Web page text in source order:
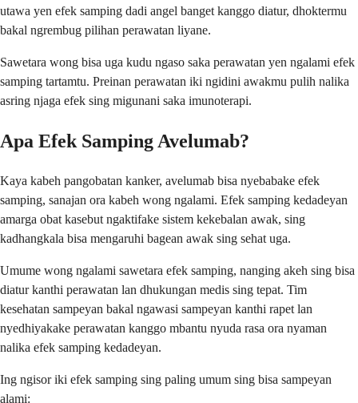
utawa yen efek samping dadi angel banget kanggo diatur, dhoktermu
bakal ngrembug pilihan perawatan liyane.
Sawetara wong bisa uga kudu ngaso saka perawatan yen ngalami efek
samping tartamtu. Preinan perawatan iki ngidini awakmu pulih nalika
asring njaga efek sing migunani saka imunoterapi.
Apa Efek Samping Avelumab?
Kaya kabeh pangobatan kanker, avelumab bisa nyebabake efek
samping, sanajan ora kabeh wong ngalami. Efek samping kedadeyan
amarga obat kasebut ngaktifake sistem kekebalan awak, sing
kadhangkala bisa mengaruhi bagean awak sing sehat uga.
Umume wong ngalami sawetara efek samping, nanging akeh sing bisa
diatur kanthi perawatan lan dhukungan medis sing tepat. Tim
kesehatan sampeyan bakal ngawasi sampeyan kanthi rapet lan
nyedhiyakake perawatan kanggo mbantu nyuda rasa ora nyaman
nalika efek samping kedadeyan.
Ing ngisor iki efek samping sing paling umum sing bisa sampeyan
alami: